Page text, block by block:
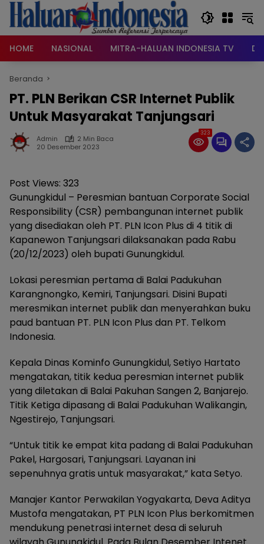
Langsung
konten
HOME
NASIONAL MITRA-HALUAN INDONESIA TV
Beranda
PT. PLN Berikan CSR Internet Publik
Untuk Masyarakat Tanjungsari
Admin
2 Min Baca
20 Desember 2023
323
Post Views: 323
Gunungkidul – Peresmian bantuan Corporate Social
Responsibility (CSR) pembangunan internet publik
yang disediakan oleh PT. PLN Icon Plus di 4 titik di
Kapanewon Tanjungsari dilaksanakan pada Rabu
(20/12/2023) oleh bupati Gunungkidul.
Lokasi peresmian pertama di Balai Padukuhan
Karangnongko, Kemiri, Tanjungsari. Disini Bupati
meresmikan internet publik dan menyerahkan buku
paud bantuan PT. PLN Icon Plus dan PT. Telkom
Indonesia.
Kepala Dinas Kominfo Gunungkidul, Setiyo Hartato
mengatakan, titik kedua peresmian internet publik
yang diletakan di Balai Pakuhan Sangen 2, Banjarejo.
Titik Ketiga dipasang di Balai Padukuhan Walikangin,
Ngestirejo, Tanjungsari.
“Untuk titik ke empat kita padang di Balai Padukuhan
Pakel, Hargosari, Tanjungsari. Layanan ini
sepenuhnya gratis untuk masyarakat,” kata Setyo.
Manajer Kantor Perwakilan Yogyakarta, Deva Aditya
Mustofa mengatakan, PT PLN Icon Plus berkomitmen
mendukung penetrasi internet desa di seluruh